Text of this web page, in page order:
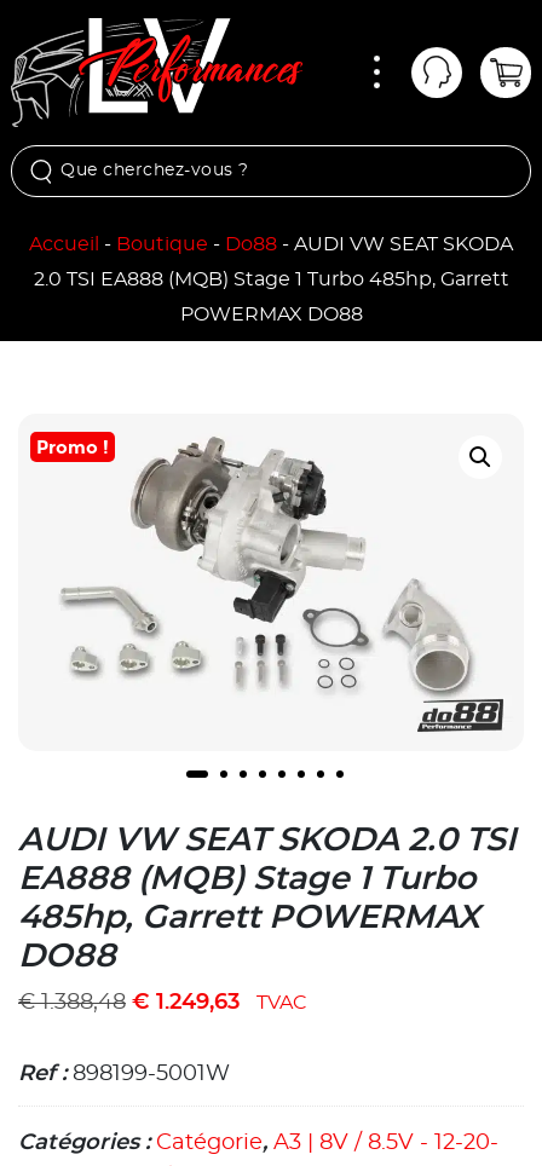
Mon
Accueil - Boutique - Do88 - AUDI VW SEAT SKODA
2.0 TSI EA888 (MQB) Stage 1 Turbo 485hp, Garrett
POWERMAX DO88
Promo !
AUDI VW SEAT SKODA 2.0 TSI
EA888 (MQB) Stage 1 Turbo
485hp, Garrett POWERMAX
DO88
€1.388,48 € 1.249,63 TVAC
Ref :898199-5001W
Catégories : Catégorie, A3 | 8V / 8.5V - 12-20-